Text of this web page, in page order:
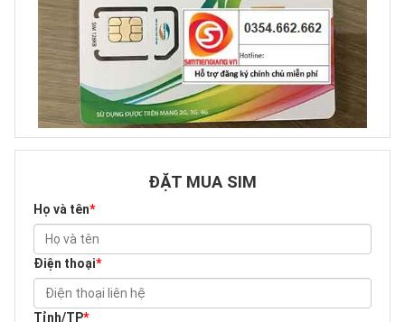
ĐẶT MUA SIM
Họ và tên*
Điện thoại*
Tỉnh/TP*